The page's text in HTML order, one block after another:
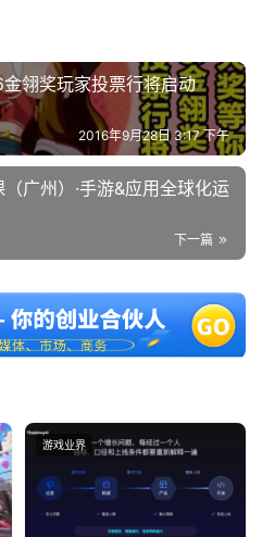
翎奖玩家投票行将启动
2016年9月28日 3:17 下午
广州）·手游&应用全球化运
下一篇
游戏业界